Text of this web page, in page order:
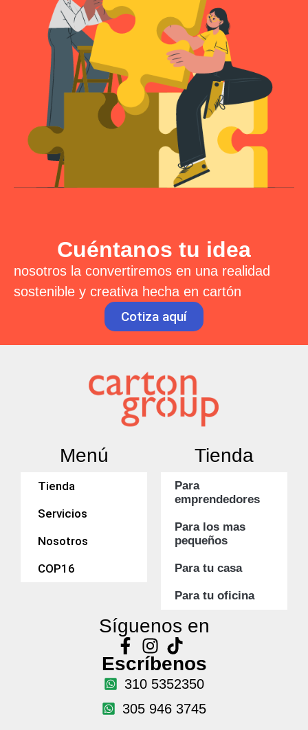
Cuéntanos tu idea
nosotros la convertiremos en una realidad
sostenible y creativa hecha en cartón
Cotiza aquí
Menú
Tienda
Servicios
Nosotros
COP16
Tienda
Para
emprendedores
Para los mas
pequeños
Para tu casa
Para tu oficina
Síguenos en
Escríbenos
310 5352350
305 946 3745